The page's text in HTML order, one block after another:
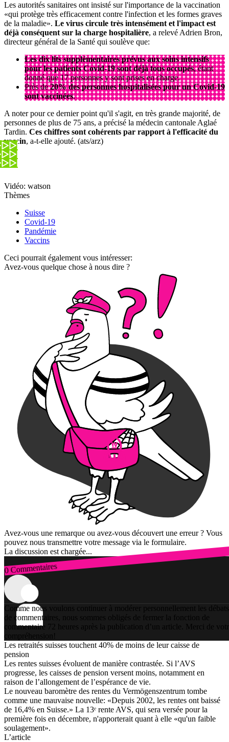
Les autorités sanitaires ont insisté sur l'importance de la vaccination
«qui protège très efficacement contre l'infection et les formes graves
de la maladie». Le virus circule très intensément et l'impact est
déjà conséquent sur la charge hospitalière, a relevé Adrien Bron,
directeur général de la Santé qui soulève que:
Les dix lits supplémentaires prévus aux soins intensifs
pour les patients Covid-19 sont déjà tous occupés, étant
donné que 17 personnes y sont prises en charge.
Près de20% des personnes hospitalisées pour un Covid-19
sont vaccinées.
A noter pour ce dernier point qu'il s'agit, en très grande majorité, de
personnes de plus de 75 ans, a précisé la médecin cantonale Aglaé
Tardin. Ces chiffres sont cohérents par rapport à l'efficacité du
vaccin, a-t-elle ajouté. (ats/arz)
Vidéo: watson
Thèmes
Suisse
Covid-19
Pandémie
Vaccins
Ceci pourrait également vous intéresser:
Avez-vous quelque chose à nous dire ?
Avez-vous une remarque ou avez-vous découvert une erreur ? Vous
pouvez nous transmettre votre message via le formulaire.
La discussion est chargée...
0 Commentaires
Connexion
Comme nous voulons continuer à modérer personnellement les débats
de commentaires, nous sommes obligés de fermer la fonction de
commentaire 72 heures après la publication d’un article. Merci de
compréhension!
Les retraités suisses touchent 40% de moins de leur caisse de
pension
Les rentes suisses évoluent de manière contrastée. Si l’AVS
progresse, les caisses de pension versent moins, notamment en
raison de l’allongement de l’espérance de vie.
Le nouveau baromètre des rentes du Vermögenszentrum tombe
comme une mauvaise nouvelle: «Depuis 2002, les rentes ont baissé
de 16,4% en Suisse.» La 13ᵉ rente AVS, qui sera versée pour la
première fois en décembre, n'apporterait quant à elle «qu'un faible
soulagement».
L’article